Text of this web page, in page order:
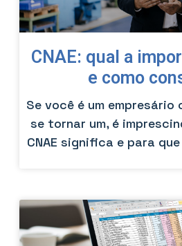
CNAE: qual a
e como
Se você é um
se tornar um, é
CNAE significa e para